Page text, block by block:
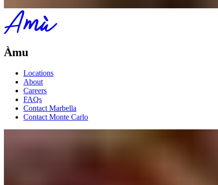
Àmu
Locations
About
Careers
FAQs
Contact Marbella
Contact Monte Carlo